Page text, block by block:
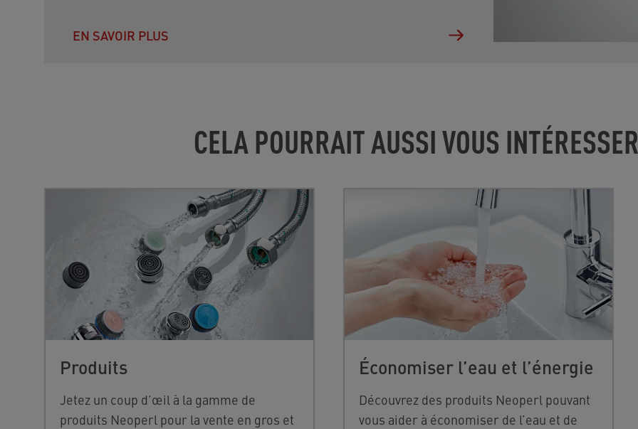
EN SAVOIR PLUS
CELA POURRAIT AUSSI VOUS
Produits
Jetez un coup d’œil à la gamme de
produits Neoperl pour la vente en gros et
Économiser l’eau et l’énergie
Découvrez des produits Neoperl pouvant
vous aider à économiser de l’eau et de